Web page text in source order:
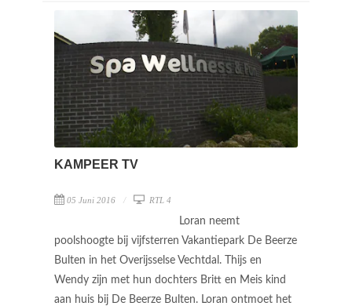
KAMPEER TV
05 Juni 2016 RTL 4
Loran neemt
poolshoogte bij vijfsterren Vakantiepark De Beerze
Bulten in het Overijsselse Vechtdal. Thijs en
Wendy zijn met hun dochters Britt en Meis kind
aan huis bij De Beerze Bulten. Loran ontmoet het